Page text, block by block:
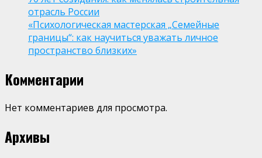
отрасль России
«Психологическая мастерская „Семейные
границы“: как научиться уважать личное
пространство близких»
Комментарии
Нет комментариев для просмотра.
Архивы